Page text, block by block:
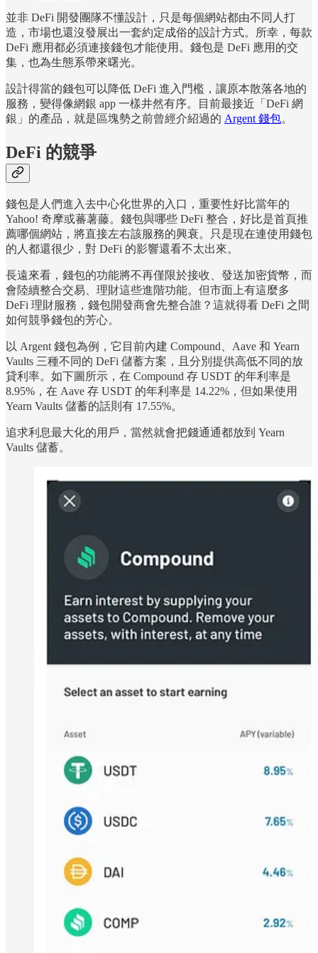
並非 DeFi 開發團隊不懂設計，只是每個網站都由不同人打
造，市場也還沒發展出一套約定成俗的設計方式。所幸，每款
DeFi 應用都必須連接錢包才能使用。錢包是 DeFi 應用的交
集，也為生態系帶來曙光。
設計得當的錢包可以降低 DeFi 進入門檻，讓原本散落各地的
服務，變得像網銀 app 一樣井然有序。目前最接近「DeFi 網
銀」的產品，就是區塊勢之前曾經介紹過的 Argent 錢包。
DeFi 的競爭
錢包是人們進入去中心化世界的入口，重要性好比當年的
Yahoo! 奇摩或蕃薯藤。錢包與哪些 DeFi 整合，好比是首頁推
薦哪個網站，將直接左右該服務的興衰。只是現在連使用錢包
的人都還很少，對 DeFi 的影響還看不太出來。
長遠來看，錢包的功能將不再僅限於接收、發送加密貨幣，而
會陸續整合交易、理財這些進階功能。但市面上有這麼多
DeFi 理財服務，錢包開發商會先整合誰？這就得看 DeFi 之間
如何競爭錢包的芳心。
以 Argent 錢包為例，它目前內建 Compound、Aave 和 Yearn
Vaults 三種不同的 DeFi 儲蓄方案，且分別提供高低不同的放
貸利率。如下圖所示，在 Compound 存 USDT 的年利率是
8.95%，在 Aave 存 USDT 的年利率是 14.22%，但如果使用
Yearn Vaults 儲蓄的話則有 17.55%。
追求利息最大化的用戶，當然就會把錢通通都放到 Yearn
Vaults 儲蓄。